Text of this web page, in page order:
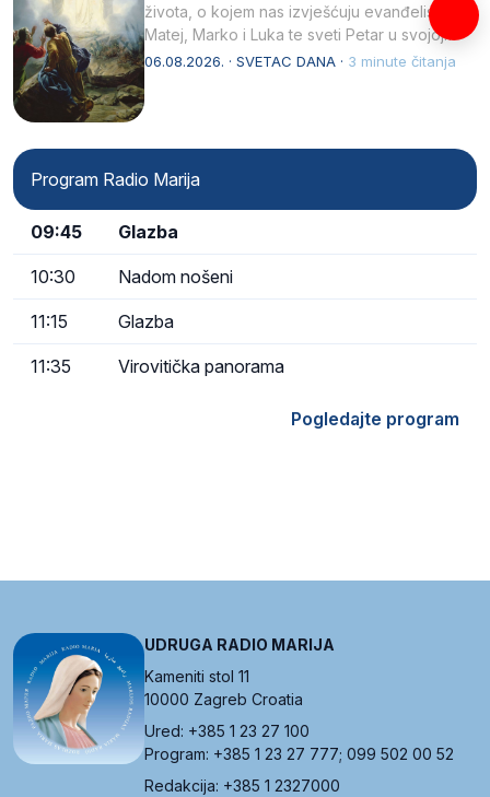
života, o kojem nas izvješćuju evanđelisti
Matej, Marko i Luka te sveti Petar u svojoj
drugoj…
06.08.2026. · SVETAC DANA · 3 minute čitanja
Program Radio Marija
09:45 Glazba
10:30 Nadom nošeni
11:15 Glazba
11:35 Virovitička panorama
Pogledajte program
UDRUGA RADIO MARIJA
Kameniti stol 11
10000 Zagreb Croatia
Ured: +385 1 23 27 100
Program: +385 1 23 27 777; 099 502 00 52
Redakcija: +385 1 2327000